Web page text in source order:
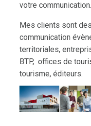
votre communication.
Mes clients sont
communication
territoriales,
BTP, offices de
tourisme, éditeurs.